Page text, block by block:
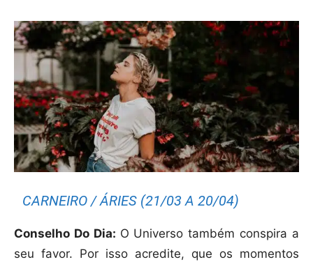
CARNEIRO / ÁRIES (21/03 A 20/04)
Conselho Do Dia: O Universo também conspira a
seu favor. Por isso acredite, que os momentos